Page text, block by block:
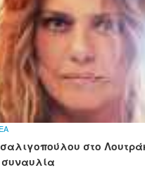
στο
συναυλία